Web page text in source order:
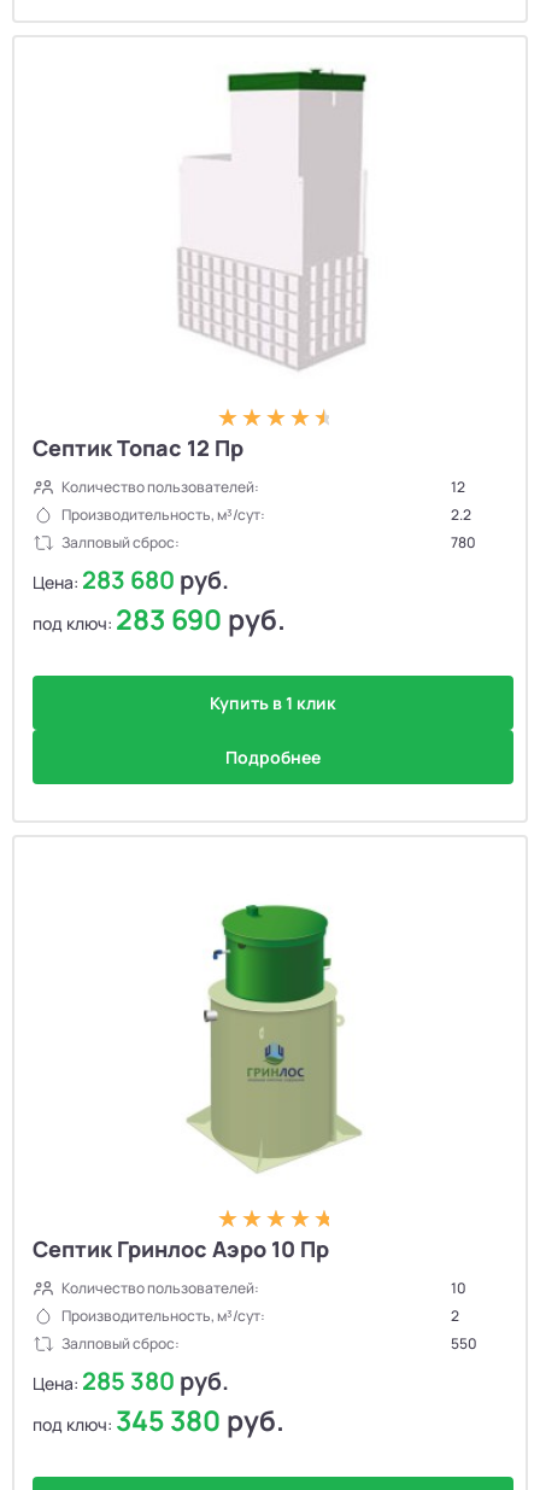
Септик Топас 12 Пр
Количество пользователей:
12
Производительность, м³/сут:
2.2
Залповый сброс:
780
Цена: 283 680 руб.
под ключ: 283 690 руб.
Купить в 1 клик
Подробнее
Септик Гринлос Аэро 10 Пр
Количество пользователей:
10
Производительность, м³/сут:
2
Залповый сброс:
550
Цена: 285 380 руб.
под ключ: 345 380 руб.